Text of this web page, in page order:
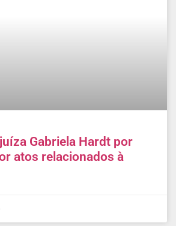
Gabriela Hardt por
atos relacionados à